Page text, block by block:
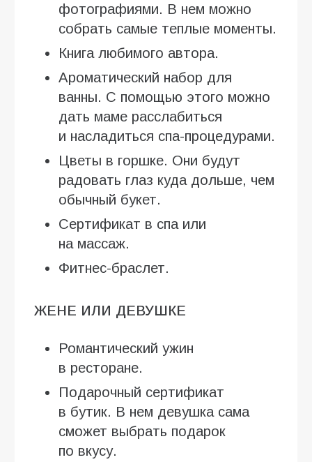
фотографиями. В нем можно
собрать самые теплые моменты.
Книга любимого автора.
Ароматический набор для
ванны. С помощью этого можно
дать маме расслабиться
и насладиться спа-процедурами.
Цветы в горшке. Они будут
радовать глаз куда дольше, чем
обычный букет.
Сертификат в спа или
на массаж.
Фитнес-браслет.
ЖЕНЕ ИЛИ ДЕВУШКЕ
Романтический ужин
в ресторане.
Подарочный сертификат
в бутик. В нем девушка сама
сможет выбрать подарок
по вкусу.